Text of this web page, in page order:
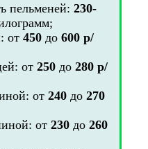
пельменей: 230-
от 450 до 600 р/
от 250 до 280 р/
от 240 до 270
от 230 до 260